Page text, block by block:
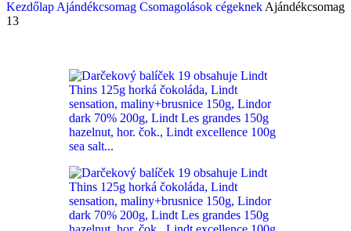
Kezdőlap Ajándékcsomag Csomagolások cégeknek Ajándékcsomag
13